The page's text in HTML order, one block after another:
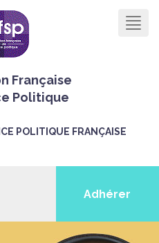
Française
Politique
POLITIQUE FRANÇAISE
Adhérer